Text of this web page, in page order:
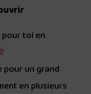
toi en
pour un grand
en plusieurs